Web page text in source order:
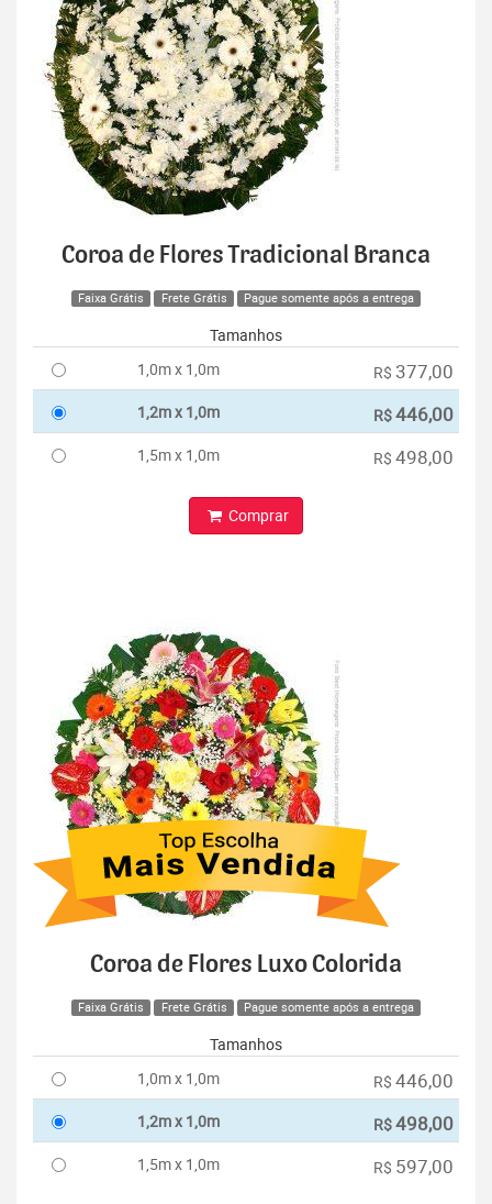
Coroa de Flores Tradicional Branca
Faixa Grátis Frete Grátis Pague somente após a entrega
Tamanhos
1,0m x 1,0m
R$ 377,00
1,2m x 1,0m R$446,00
1,5m x 1,0m R$ 498,00
Comprar
Coroa de Flores Luxo Colorida
Faixa Grátis Frete Grátis Pague somente após a entrega
Tamanhos
1,0m x 1,0m
R$ 446,00
1,2m x 1,0m R$498,00
1,5m x 1,0m R$ 597,00